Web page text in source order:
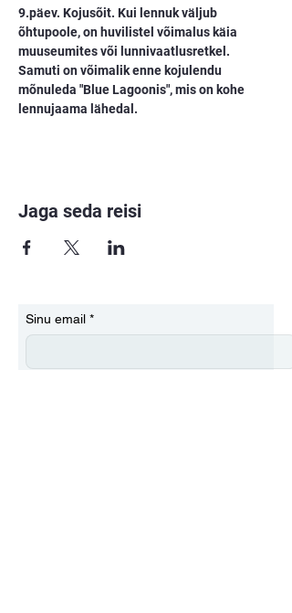
9.päev. Kojusõit. Kui lennuk väljub
õhtupoole, on huvilistel võimalus käia
muuseumites või lunnivaatlusretkel.
Samuti on võimalik enne kojulendu
mõnuleda "Blue Lagoonis", mis on kohe
lennujaama lähedal.
Jaga seda reisi
Sinu email *